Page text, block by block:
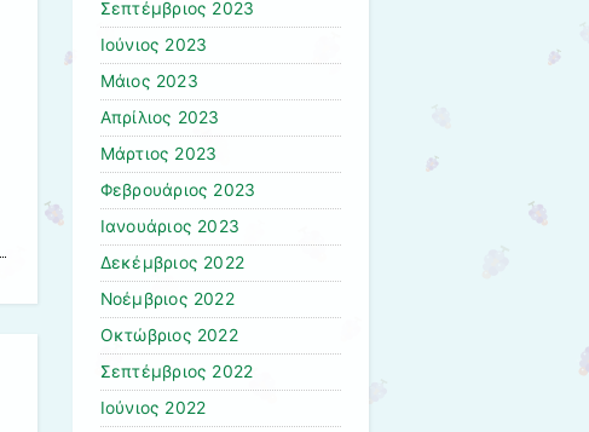
Σεπτέμβριος 2023
Ιούνιος 2023
Μάιος 2023
Απρίλιος 2023
Μάρτιος 2023
Φεβρουάριος 2023
Ιανουάριος 2023
Δεκέμβριος 2022
Νοέμβριος 2022
Οκτώβριος 2022
Σεπτέμβριος 2022
Ιούνιος 2022